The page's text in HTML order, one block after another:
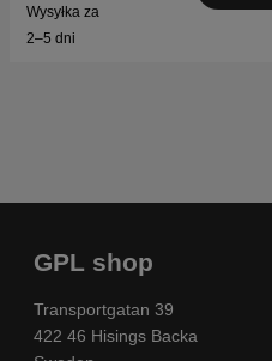
Wysyłka za
2–5 dni
GPL shop
Transportgatan 39
422 46 Hisings Backa